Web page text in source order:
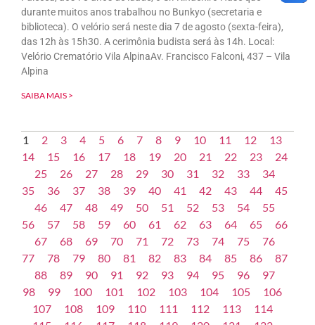
durante muitos anos trabalhou no Bunkyo (secretaria e
biblioteca). O velório será neste dia 7 de agosto (sexta-feira),
das 12h às 15h30. A cerimônia budista será às 14h. Local:
Velório Crematório Vila AlpinaAv. Francisco Falconi, 437 – Vila
Alpina
SAIBA MAIS >
1 2 3 4 5 6 7 8 9 10 11 12
13
14
15 16 17 18 19 20 21 22 23
24
25
26 27 28 29 30 31 32 33
34
35
36 37 38 39 40 41 42 43 44
45
46
47 48 49 50 51 52 53 54
55
56
57 58 59 60 61 62 63 64 65
66
67
68 69 70 71 72 73 74 75
76
77
78 79 80 81 82 83 84 85 86
87
88
89 90 91 92 93 94 95 96
97
98
99 100 101 102 103 104 105
106
107
108 109 110 111 112 113
114